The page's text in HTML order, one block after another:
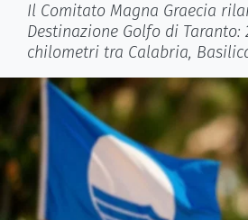
Il Comitato Magna Graecia
Destinazione Golfo di Taranto:
chilometri tra Calabria,